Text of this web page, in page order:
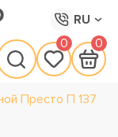
RU
0 0
Престо П 137